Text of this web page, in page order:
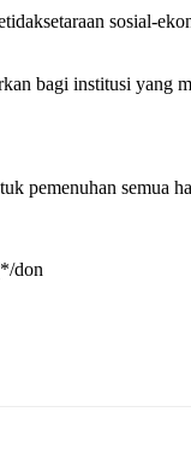
sosial-
bagi institusi yang
pemenuhan semua
don